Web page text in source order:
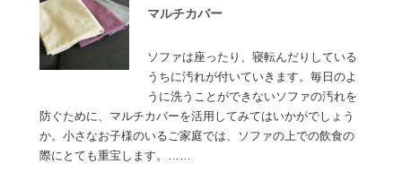
マルチカバー
ソファは座ったり、寝転んだりしている
うちに汚れが付いていきます。毎日のよ
うに洗うことができないソファの汚れを
防ぐために、マルチカバーを活用してみてはいかがでしょう
か。小さなお子様のいるご家庭では、ソファの上での飲食の
際にとても重宝します。……